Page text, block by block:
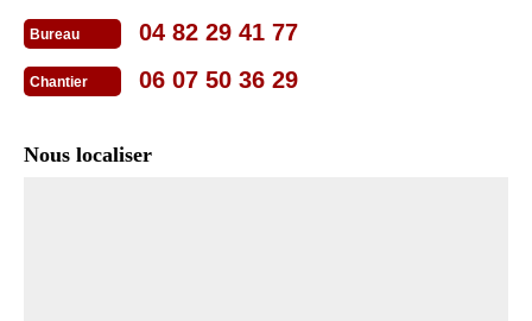
Bureau 04 82 29 41 77
Chantier 06 07 50 36 29
Nous localiser